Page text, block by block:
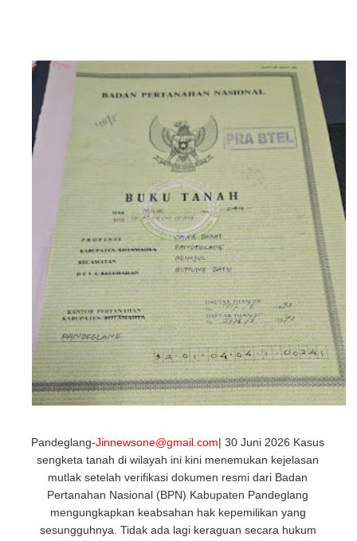
Pandeglang-Jinnewsone@gmail.com | 30 Juni 2026 Kasus
sengketa tanah di wilayah ini kini menemukan kejelasan
mutlak setelah verifikasi dokumen resmi dari Badan
Pertanahan Nasional (BPN) Kabupaten Pandeglang
mengungkapkan keabsahan hak kepemilikan yang
sesungguhnya. Tidak ada lagi keraguan secara hukum